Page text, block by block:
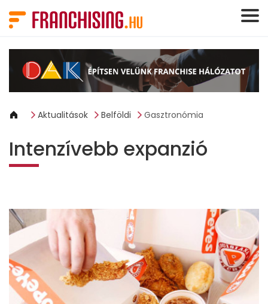
Aktualitások Belföldi Gasztronómia
Intenzívebb expanzió